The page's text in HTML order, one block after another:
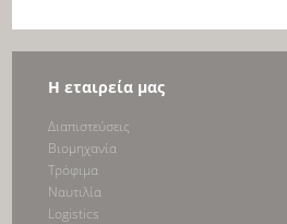
Η εταιρεία μας
Διαπιστεύσεις
Bιομηχανία
Τρόφιμα
Ναυτιλία
Logistics